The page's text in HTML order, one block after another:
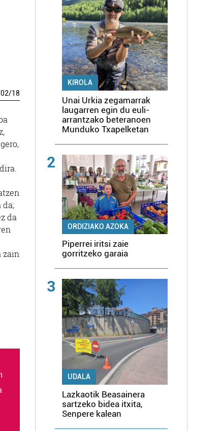
02/18
da;
da
zain
KIROLA
Unai Urkia zegamarrak
laugarren egin du euli-
arrantzako beteranoen
Munduko Txapelketan
2
ORDIZIAKO AZOKA
Piperrei iritsi zaie
gorritzeko garaia
3
UDALA
Lazkaotik Beasainera
sartzeko bidea itxita,
Senpere kalean